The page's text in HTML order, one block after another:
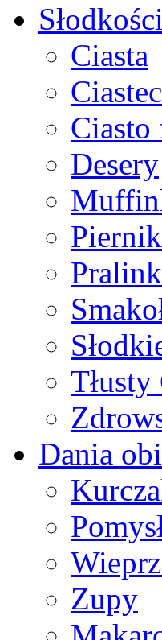
Ciasta
Ciasto
Desery
Dania
Zupy